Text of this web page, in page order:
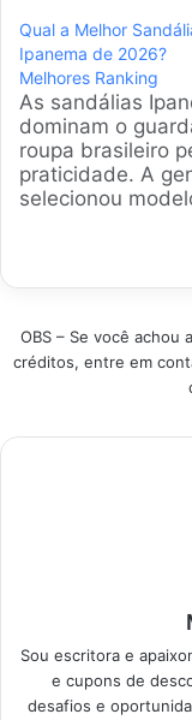
a Sandália
Rasteirinha
se destaca pela
mistura de estilo
economia.
um levantamento
modelos
de vendas para
Qual a Melhor
Ipanema de 2026?
Melhores Ranking
As sandálias
dominam o
roupa brasileiro
praticidade. A
selecionou
Analisamos
lazer urbano,
em quem busca
economia e bem-
dia a dia.
escolher o
OBS – Se você achou
créditos, entre em
Sou escritora e
e cupons de
desafios e